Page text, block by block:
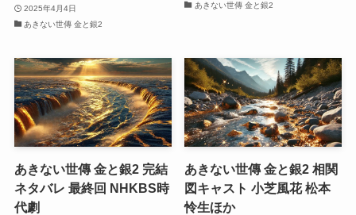
2025年4月4日
あきない世傳 金と銀2
あきない世傳 金と銀2
あきない世傳 金と銀2 完結
ネタバレ 最終回 NHKBS時
代劇
あきない世傳 金と銀2 相関
図キャスト 小芝風花 松本
怜生ほか